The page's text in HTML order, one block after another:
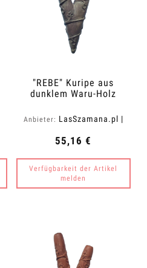
"REBE" Kuripe aus
dunklem Waru-Holz
Anbieter: LasSzamana.pl |
55,16 €
Verfügbarkeit der Artikel
melden